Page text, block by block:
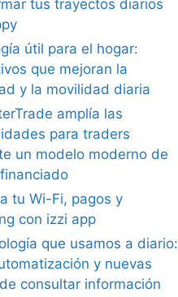
tus trayectos diarios
útil para el hogar:
que mejoran la
y la movilidad diaria
amplía las
para traders
un modelo moderno de
tu Wi-Fi, pagos y
con izzi app
que usamos a diario:
y nuevas
consultar información